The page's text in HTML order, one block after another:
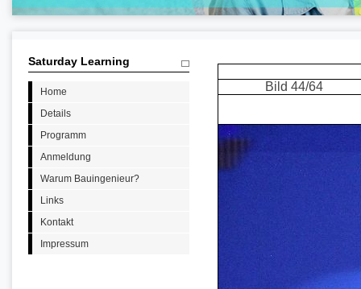
Saturday Learning
Home
Details
Programm
Anmeldung
Warum Bauingenieur?
Links
Kontakt
Impressum
Bild 44/64